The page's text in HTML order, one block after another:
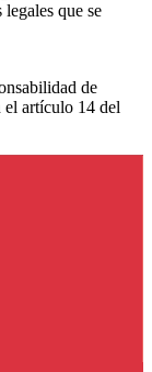
que se
de
el artículo 14 del